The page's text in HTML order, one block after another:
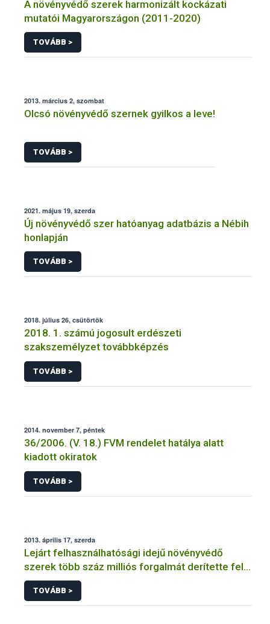
A növényvédő szerek harmonizált kockázati
mutatói Magyarországon (2011-2020)
TOVÁBB >
2013. március 2, szombat
Olcsó növényvédő szernek gyilkos a leve!
TOVÁBB >
2021. május 19, szerda
Új növényvédő szer hatóanyag adatbázis a Nébih
honlapján
TOVÁBB >
2018. július 26, csütörtök
2018. 1. számú jogosult erdészeti
szakszemélyzet továbbképzés
TOVÁBB >
2014. november 7, péntek
36/2006. (V. 18.) FVM rendelet hatálya alatt
kiadott okiratok
TOVÁBB >
2013. április 17, szerda
Lejárt felhasználhatósági idejű növényvédő
szerek több száz milliós forgalmát derítette fel a
NÉBIH
TOVÁBB >